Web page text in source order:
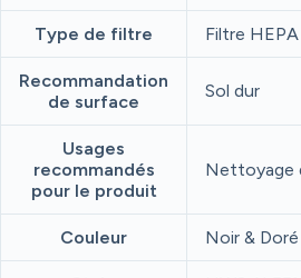
Type de filtre Filtre HEPA
Recommandation
de surface
Sol dur
Usages
recommandés
pour le produit
Nettoyage
Couleur Noir & Doré